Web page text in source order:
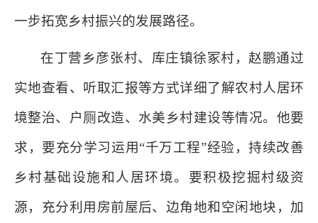
一步拓宽乡村振兴的发展路径。
在丁营乡彦张村、库庄镇徐冢村，赵鹏通过
实地查看、听取汇报等方式详细了解农村人居环
境整治、户厕改造、水美乡村建设等情况。他要
求，要充分学习运用“千万工程”经验，持续改善
乡村基础设施和人居环境。要积极挖掘村级资
源，充分利用房前屋后、边角地和空闲地块，加